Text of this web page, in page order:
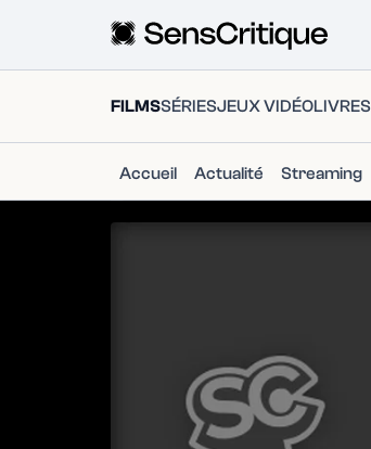
FILMSSÉRIESJEUX VIDÉOLIVRES
Accueil Actualité Streaming